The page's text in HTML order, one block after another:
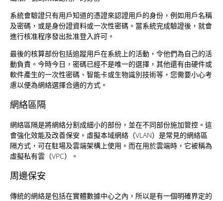
系統會驗證只有用戶知道的憑證來認證用戶的身份，例如用戶名稱
及密碼，或是身份證資料或一次性密碼。當系統完成驗證後，就會
進行核准程序發出批准登入許可。
最後的核算部份包括追蹤用戶在系統上的活動，令他們為自己的活
動負責。今時今日，密碼已經不是唯一的選擇，其他還有由硬件或
軟件產生的一次性密碼、智能卡或生物識別技術等，您需要小心考
慮以便為網絡選擇合適的方式。
網絡區隔
網絡區隔是將網絡分割成細小的部份，並在不同部份施加管控。這
會強化效能及改善保安。虛擬本域網絡（VLAN）是常見的網絡區
隔方式，可在駐場及雲端架構上使用。而在用於雲端時，它被稱為
虛擬私有雲（VPC）。
周邊保安
傳統的網絡是包括在實體數據中心之內，所以是有一個明確界定的